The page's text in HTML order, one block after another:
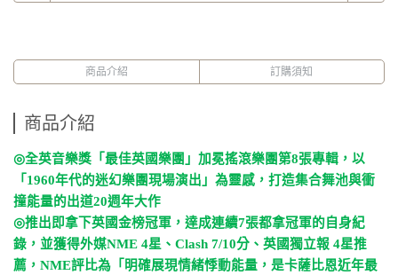
商品介紹 訂購須知
商品介紹
◎全英音樂獎「最佳英國樂團」加冕搖滾樂團第8張專輯，以
「 1960年代的迷幻樂團現場演出」為靈感，打造集合舞池與衝
撞能量的出道20週年大作
◎推出即拿下英國金榜冠軍，達成連續7張都拿冠軍的自身紀
錄，並獲得外媒NME 4星、 Clash 7/10分、英國獨立報 4星推
薦， NME評比為「明確展現情緒悸動能量，是卡薩比恩近年最